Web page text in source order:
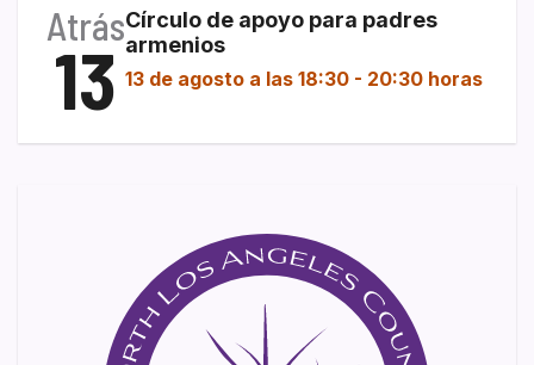
Atrás
13
Círculo de apoyo para padres
armenios
13 de agosto a las 18:30 - 20:30 horas